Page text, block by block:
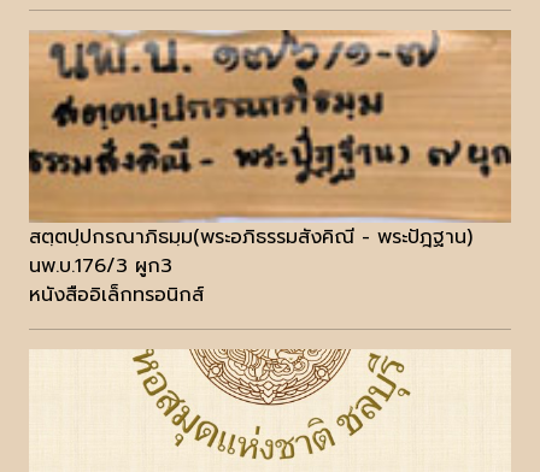
สตฺตปฺปกรณาภิธมฺม(พระอภิธรรมสังคิณี - พระปัฎฐาน)
นพ.บ.176/3 ผูก3
หนังสืออิเล็กทรอนิกส์